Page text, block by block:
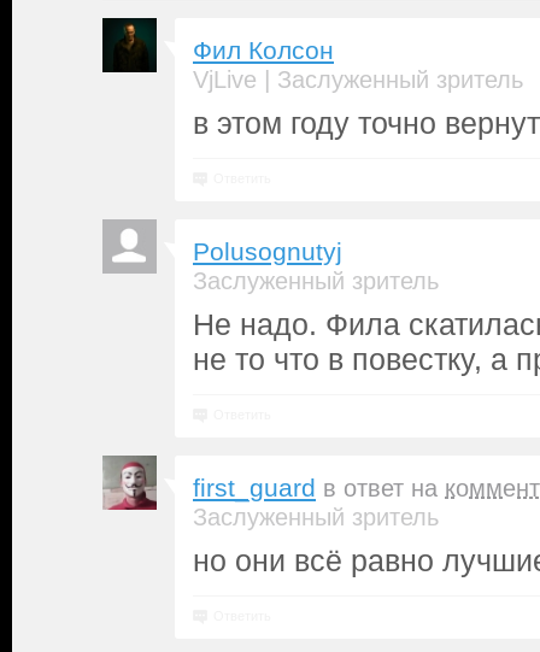
Фил Колсон
VjLive | Заслуженный зритель
в этом году точно вернут
Polusognutyj
Заслуженный зритель
Не надо. Фила
не то что в повестку, а
first_guard в ответ на
Заслуженный зритель
но они всё равно